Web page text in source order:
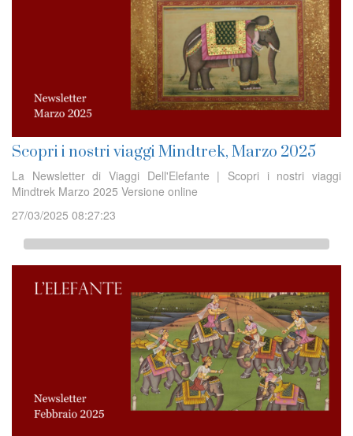
Scopri i nostri viaggi Mindtrek, Marzo 2025
La Newsletter di Viaggi Dell'Elefante | Scopri i nostri viaggi
Mindtrek Marzo 2025 Versione online
27/03/2025 08:27:23